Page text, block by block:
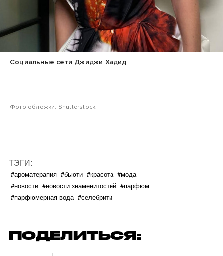
Социальные сети Джиджи Хадид
Фото обложки: Shutterstock.
ТЭГИ:
#ароматерапия #бьюти #красота #мода
#новости #новости знаменитостей #парфюм
#парфюмерная вода #селебрити
ПОДЕЛИТЬСЯ: